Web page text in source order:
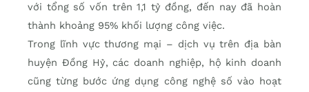
với tổng số vốn trên 1,1 tỷ đồng, đến nay đã hoàn
thành khoảng 95% khối lượng công việc.
Trong lĩnh vực thương mại – dịch vụ trên địa bàn
huyện Đồng Hỷ, các doanh nghiệp, hộ kinh doanh
cũng từng bước ứng dụng công nghệ số vào hoạt